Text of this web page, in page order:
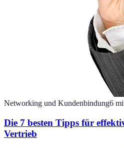
Networking und Kundenbindung6
Die 7 besten Tipps für
Vertrieb